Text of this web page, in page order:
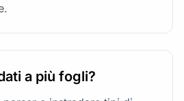
a più fogli?